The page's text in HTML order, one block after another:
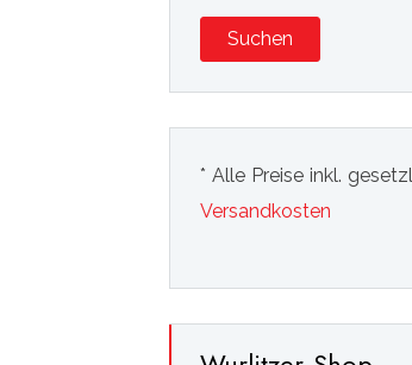
Suchen
* Alle Preise inkl.
Versandkosten